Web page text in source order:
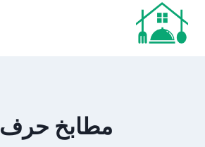
التجاوز
المحتوى
مطابخ حرف L